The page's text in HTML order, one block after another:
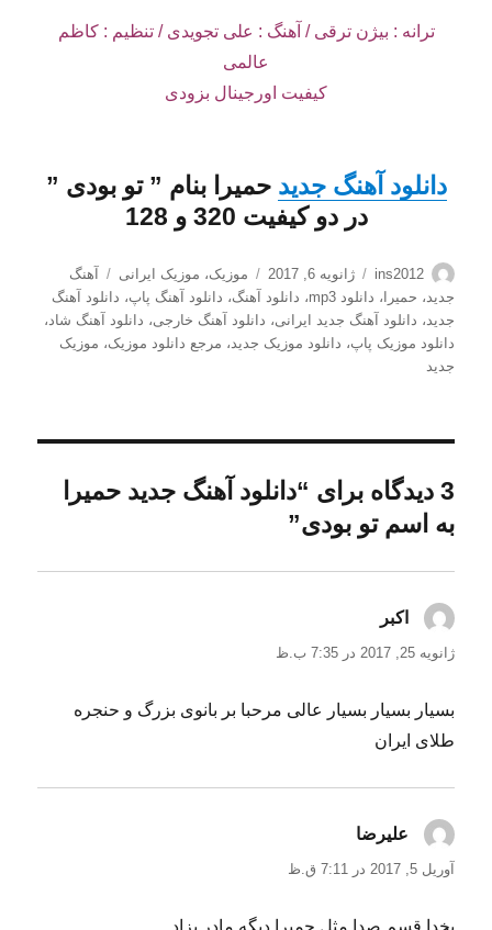
ترانه : بیژن ترقی / آهنگ : علی تجویدی / تنظیم : کاظم
عالمی
کیفیت اورجینال بزودی
دانلود آهنگ جدید حمیرا بنام ”تو بودی ”
در دو کیفیت 320 و 128
نویسنده
ins2012
ارسال
شده
در
ژانویه 6, 2017 دسته‌ها
موزیک، موزیک ایرانی برچسب‌ها
آهنگ
جدید، حمیرا ، دانلود mp3 ، دانلود آهنگ، دانلود آهنگ پاپ، دانلود آهنگ
جدید، دانلود آهنگ جدید ایرانی، دانلود آهنگ خارجی، دانلود آهنگ شاد،
دانلود موزیک پاپ، دانلود موزیک جدید، مرجع دانلود موزیک، موزیک
جدید
3 دیدگاه برای “دانلود آهنگ جدید حمیرا
به اسم تو بودی”
اکبر
ژانویه 25, 2017 در 7:35 ب.ظ
بسیار بسیار بسیار عالی مرحبا بر بانوی بزرگ و حنجره
طلای ایران
علیرضا
آوریل 5, 2017 در 7:11 ق.ظ